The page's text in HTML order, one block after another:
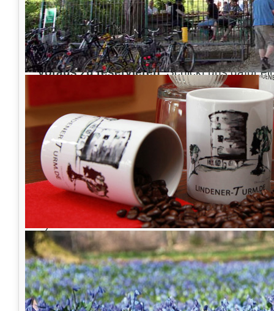
lasst eurer Kreativität freien Lauf oder nutzt
eigenen Kürbiskunstwerke zu gestalten.
Damit ihr sicher einen Platz bekommt,
Voraus zu reservieren. Schickt uns dafür
info@lindener-turm.de** mit den
**Datum**
**Name der Künstler*innen**
**Telefonnummer**
**Anzahl der Personen**
**Anzahl der benötigten Kürbisse**
**Gewünschtes Zeitfenster**:
A) 11:00 bis 14:00 Uhr
B) 14:00 bis 18:00 Uhr
Neben dem Schnitzen könnt ihr auch
köstliche Kürbissevon der Kürbisscheune
in Hagenburg sowieherbstliche